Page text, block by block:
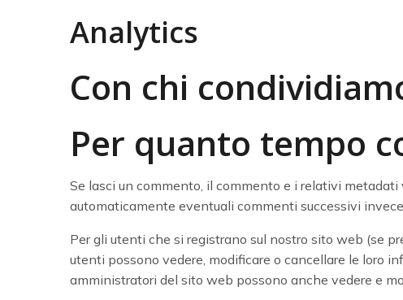
Analytics
Con chi
Per quanto tempo
Se lasci un commento, il commento e i relativi
automaticamente eventuali commenti successivi
Per gli utenti che si registrano sul nostro sito web (se
utenti possono vedere, modificare o cancellare le loro
amministratori del sito web possono anche vedere e